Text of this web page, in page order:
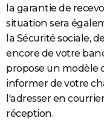
la garantie de
situation sera
la Sécurité sociale,
encore de votre
propose un modèle
informer de votre
l'adresser en
réception.